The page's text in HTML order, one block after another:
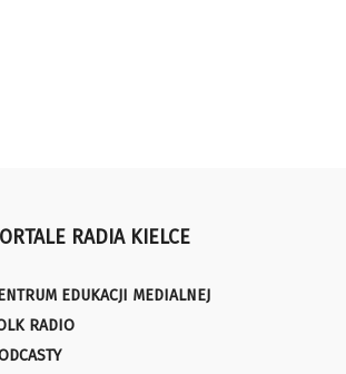
RADIA KIELCE
EDUKACJI MEDIALNEJ
RADIO